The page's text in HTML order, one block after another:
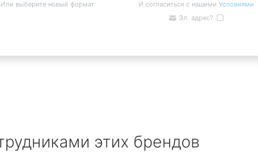
Или выберите новый формат И согласиться с нашими Условиями
Эл. адрес?
этих брендов